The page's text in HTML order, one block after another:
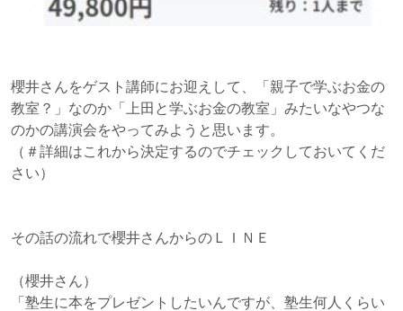
櫻井さんをゲスト講師にお迎えして、「親子で学ぶお金の
教室？」なのか「上田と学ぶお金の教室」みたいなやつな
のかの講演会をやってみようと思います。
（＃詳細はこれから決定するのでチェックしておいてくだ
さい）
その話の流れで櫻井さんからのＬＩＮＥ
（櫻井さん）
「塾生に本をプレゼントしたいんですが、塾生何人くらい